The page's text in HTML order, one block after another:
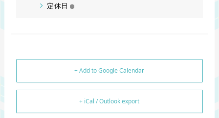
定休日
+ Add to Google Calendar
+ iCal / Outlook export